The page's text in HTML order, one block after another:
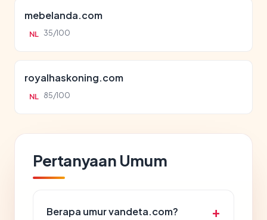
mebelanda.com
NL 35/100
royalhaskoning.com
NL 85/100
Pertanyaan Umum
Berapa umur vandeta.com?